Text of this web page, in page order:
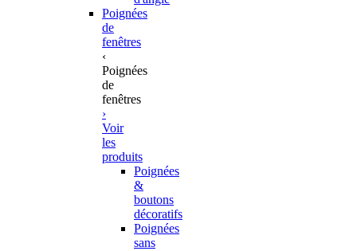
Poignées
de
fenêtres
‹
Poignées
de
fenêtres
›
Voir
les
produits
Poignées
&
boutons
décoratifs
Poignées
sans